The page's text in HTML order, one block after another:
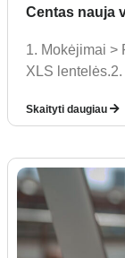
Centas nauja
1. Mokėjimai >
XLS
Skaityti daugiau